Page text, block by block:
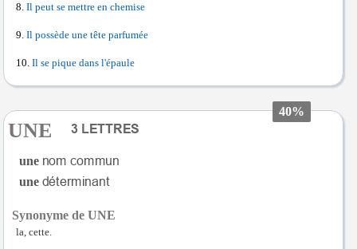
Il peut se mettre en chemise
Il possède une tête parfumée
Il se pique dans l'épaule
40%
UNE
une
une
Synonyme de UNE
la, cette.